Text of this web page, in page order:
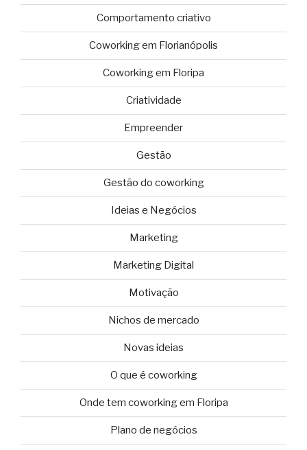
Comportamento criativo
Coworking em Florianópolis
Coworking em Floripa
Criatividade
Empreender
Gestão
Gestão do coworking
Ideias e Negócios
Marketing
Marketing Digital
Motivação
Nichos de mercado
Novas ideias
O que é coworking
Onde tem coworking em Floripa
Plano de negócios